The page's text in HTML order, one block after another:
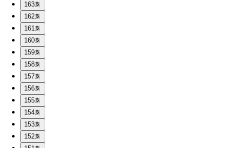
163회
162회
161회
160회
159회
158회
157회
156회
155회
154회
153회
152회